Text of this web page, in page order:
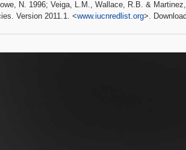
N. 1996; Veiga, L.M., Wallace, R.B. &
Version 2011.1. <www.iucnredlist.org>.